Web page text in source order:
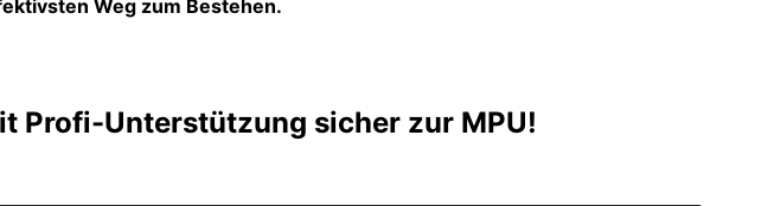
Weg zum Bestehen.
Profi-Unterstützung sicher zur MPU!